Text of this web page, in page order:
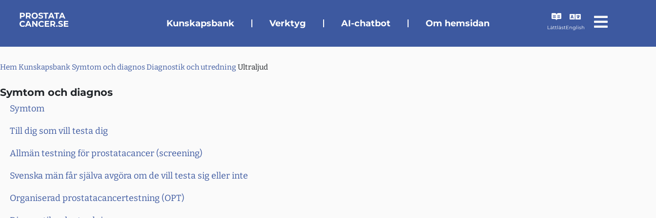
Kunskapsbank Verktyg AI-chatbot Om hemsidan LättlästEnglish
HemKunskapsbank Symtom och diagnosDiagnostik och utredning Ultraljud
Symtom och diagnos
Symtom
Till dig som vill testa dig
Allmän testning för prostatacancer (screening)
Svenska män får själva avgöra om de vill testa sig eller inte
Organiserad prostatacancertestning (OPT)